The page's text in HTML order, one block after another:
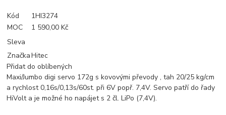
Kód
1HI3274
MOC
1 590,00 Kč
Sleva
ZnačkaHitec
Přidat do oblíbených
Maxi/Jumbo digi servo 172g s kovovými převody , tah 20/25 kg/cm
a rychlost 0,16s/0,13s/60st. při 6V popř. 7,4V. Servo patří do řady
HiVolt a je možné ho napájet s 2 čl. LiPo (7,4V).